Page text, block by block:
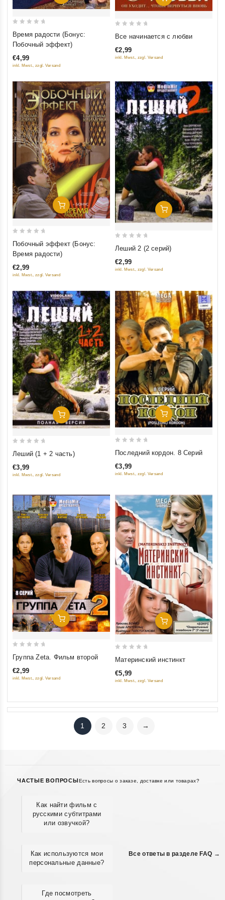
out
5
Время радости (Бонус:
Побочный эффект)
€4,99
inkl. Mwst., zzgl. Versand
of
Все начинается с любви
€2,99
inkl. Mwst., zzgl. Versand
Добавить В Корзину
5
Побочный эффект (Бонус:
Время радости)
€2,99
inkl. Mwst., zzgl. Versand
Добавить В Корзину
of
Леший 2 (2 серий)
€2,99
inkl. Mwst., zzgl. Versand
Добавить В Корзину
of
Леший (1 + 2 часть)
€3,99
inkl. Mwst., zzgl. Versand
Добавить В Корзину
of
Последний кордон. 8 Серий
€3,99
inkl. Mwst., zzgl. Versand
Добавить В Корзину
out
of
Группа Zeta. Фильм второй
€2,99
inkl. Mwst., zzgl. Versand
Добавить В Корзину
of
Материнский инстинкт
€5,99
inkl. Mwst., zzgl. Versand
1 2 3 →
ЧАСТЫЕ ВОПРОСЫ Есть вопросы о заказе, доставке или товарах?
Как найти фильм с
русскими субтитрами
или озвучкой?
Как используются мои
персональные данные?
Где посмотреть
Все ответы в разделе FAQ →